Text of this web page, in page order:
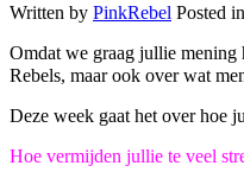
Written by PinkRebel Posted in
Omdat we graag jullie mening
Rebels, maar ook over wat
Deze week gaat het over hoe
Hoe vermijden jullie te veel